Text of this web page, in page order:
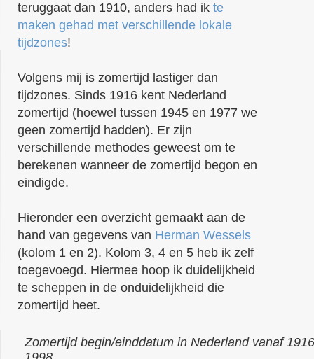
teruggaat dan 1910, anders had ik te
maken gehad met verschillende lokale
tijdzones!
Volgens mij is zomertijd lastiger dan
tijdzones. Sinds 1916 kent Nederland
zomertijd (hoewel tussen 1945 en 1977 we
geen zomertijd hadden). Er zijn
verschillende methodes geweest om te
berekenen wanneer de zomertijd begon en
eindigde.
Hieronder een overzicht gemaakt aan de
hand van gegevens van Herman Wessels
(kolom 1 en 2). Kolom 3, 4 en 5 heb ik zelf
toegevoegd. Hiermee hoop ik duidelijkheid
te scheppen in de onduidelijkheid die
zomertijd heet.
Zomertijd begin/einddatum in Nederland vanaf